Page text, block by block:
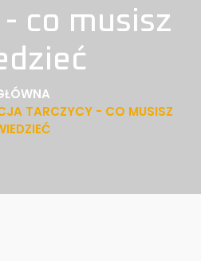
co musisz
TARCZYCY - CO MUSISZ